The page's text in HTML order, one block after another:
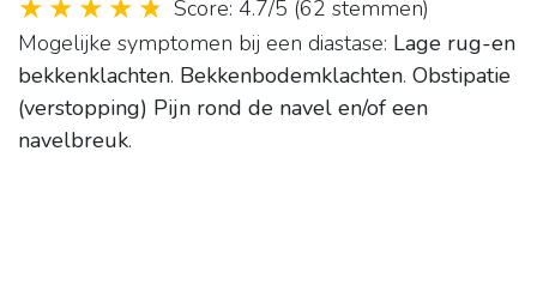
Score: 4.7/5 (62 stemmen)
Mogelijke symptomen bij een diastase: Lage rug-en
bekkenklachten. Bekkenbodemklachten. Obstipatie
(verstopping) Pijn rond de navel en/of een
navelbreuk.